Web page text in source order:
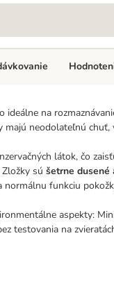
na
neodolateľnú
látok, čo
sú šetrne dusené
funkciu
aspekty:
testovania na